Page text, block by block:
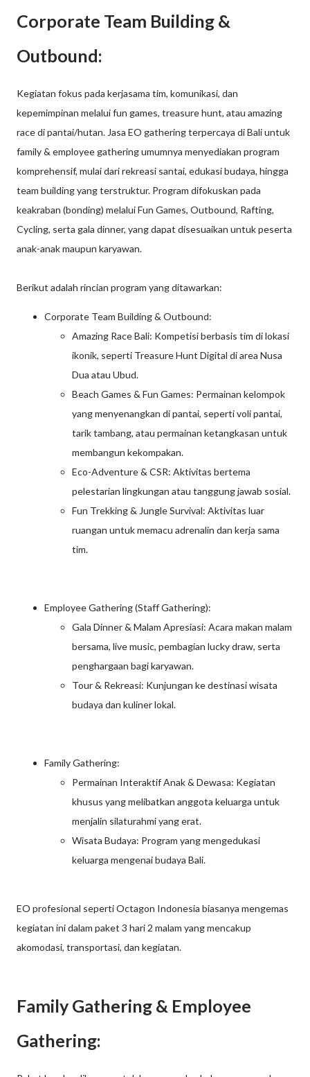
Corporate Team Building &
Outbound:
Kegiatan fokus pada kerjasama tim, komunikasi, dan
kepemimpinan melalui fun games, treasure hunt, atau amazing
race di pantai/hutan. Jasa EO gathering terpercaya di Bali untuk
family & employee gathering umumnya menyediakan program
komprehensif, mulai dari rekreasi santai, edukasi budaya, hingga
team building yang terstruktur. Program difokuskan pada
keakraban (bonding) melalui Fun Games, Outbound, Rafting,
Cycling, serta gala dinner, yang dapat disesuaikan untuk peserta
anak-anak maupun karyawan.
Berikut adalah rincian program yang ditawarkan:
Corporate Team Building & Outbound:
Amazing Race Bali: Kompetisi berbasis tim di lokasi
ikonik, seperti Treasure Hunt Digital di area Nusa
Dua atau Ubud.
Beach Games & Fun Games: Permainan kelompok
yang menyenangkan di pantai, seperti voli pantai,
tarik tambang, atau permainan ketangkasan untuk
membangun kekompakan.
Eco-Adventure & CSR: Aktivitas bertema
pelestarian lingkungan atau tanggung jawab sosial.
Fun Trekking & Jungle Survival: Aktivitas luar
ruangan untuk memacu adrenalin dan kerja sama
tim.
Employee Gathering (Staff Gathering):
Gala Dinner & Malam Apresiasi: Acara makan malam
bersama, live music, pembagian lucky draw, serta
penghargaan bagi karyawan.
Tour & Rekreasi: Kunjungan ke destinasi wisata
budaya dan kuliner lokal.
Family Gathering:
Permainan Interaktif Anak & Dewasa: Kegiatan
khusus yang melibatkan anggota keluarga untuk
menjalin silaturahmi yang erat.
Wisata Budaya: Program yang mengedukasi
keluarga mengenai budaya Bali.
EO profesional seperti Octagon Indonesia biasanya mengemas
kegiatan ini dalam paket 3 hari 2 malam yang mencakup
akomodasi, transportasi, dan kegiatan.
Family Gathering & Employee
Gathering: